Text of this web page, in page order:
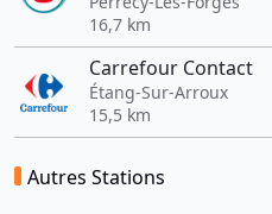
16,7 km
Carrefour Contact
Étang-Sur-Arroux
15,5 km
Autres Stations